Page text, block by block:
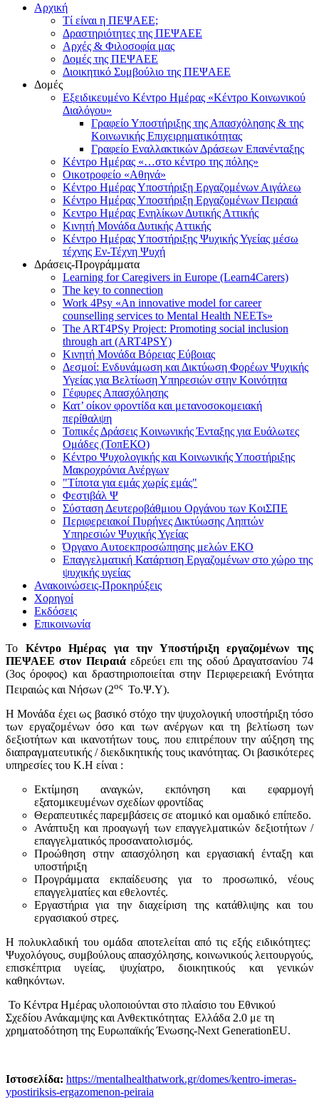
Αρχική
Τί είναι η ΠΕΨΑΕΕ;
Δραστηριότητες της ΠΕΨΑΕΕ
Αρχές & Φιλοσοφία μας
Δομές της ΠΕΨΑΕΕ
Διοικητικό Συμβούλιο της ΠΕΨΑΕΕ
Δομές
Εξειδικευμένο Κέντρο Ημέρας «Κέντρο Κοινωνικού
Διαλόγου»
Γραφείο Υποστήριξης της Απασχόλησης & της
Κοινωνικής Επιχειρηματικότητας
Γραφείο Εναλλακτικών Δράσεων Επανένταξης
Κέντρο Ημέρας «…στο κέντρο της πόλης»
Οικοτροφείο «Αθηνά»
Κέντρο Ημέρας Υποστήριξη Eργαζομένων Αιγάλεω
Κέντρο Ημέρας Υποστήριξη Eργαζομένων Πειραιά
Κεντρο Ημέρας Ενηλίκων Δυτικής Αττικής
Κινητή Μονάδα Δυτικής Αττικής
Κέντρο Ημέρας Υποστήριξης Ψυχικής Υγείας μέσω
τέχνης Εν-Τέχνη Ψυχή
Δράσεις-Προγράμματα
Learning for Caregivers in Europe (Learn4Carers)
Τhe key to connection
Work 4Psy «An innovative model for career
counselling services to Mental Health NEETs»
The ART4PSy Project: Promoting social inclusion
through art (ART4PSY)
Κινητή Μονάδα Βόρειας Εύβοιας
Δεσμοί: Ενδυνάμωση και Δικτύωση Φορέων Ψυχικής
Υγείας για Βελτίωση Υπηρεσιών στην Κοινότητα
Γέφυρες Απασχόλησης
Κατ’ οίκον φροντίδα και μετανοσοκομειακή
περίθαλψη
Τοπικές Δράσεις Κοινωνικής Ένταξης για Ευάλωτες
Ομάδες (ΤοπΕΚΟ)
Κέντρο Ψυχολογικής και Κοινωνικής Υποστήριξης
Μακροχρόνια Ανέργων
"Τίποτα για εμάς χωρίς εμάς"
Φεστιβάλ Ψ
Σύσταση Δευτεροβάθμιου Οργάνου των ΚοιΣΠΕ
Περιφερειακοί Πυρήνες Δικτύωσης Ληπτών
Υπηρεσιών Ψυχικής Υγείας
Όργανο Αυτοεκπροσώπησης μελών ΕΚΟ
Επαγγελματική Κατάρτιση Εργαζομένων στο χώρο της
ψυχικής υγείας
Ανακοινώσεις-Προκηρύξεις
Χορηγοί
Εκδόσεις
Επικοινωνία
Το Κέντρο Ημέρας για την Υποστήριξη εργαζομένων της
ΠΕΨΑΕΕ στον Πειραιάεδρεύει επι της οδού Δραγατσανίου 74
(3ος όροφος) και δραστηριοποιείται στην Περιφερειακή Ενότητα
Πειραιώς και Νήσων (2ος Το.Ψ.Υ).
Η Μονάδα έχει ως βασικό στόχο την ψυχολογική υποστήριξη τόσο
των εργαζομένων όσο και των ανέργων και τη βελτίωση των
δεξιοτήτων και ικανοτήτων τους, που επιτρέπουν την αύξηση της
διαπραγματευτικής / διεκδικητικής τους ικανότητας. Οι βασικότερες
υπηρεσίες του Κ.Η είναι :
Εκτίμηση αναγκών, εκπόνηση και εφαρμογή
εξατομικευμένων σχεδίων φροντίδας
Θεραπευτικές παρεμβάσεις σε ατομικό και ομαδικό επίπεδο.
Ανάπτυξη και προαγωγή των επαγγελματικών δεξιοτήτων /
επαγγελματικός προσανατολισμός.
Προώθηση στην απασχόληση και εργασιακή ένταξη και
υποστήριξη
Προγράμματα εκπαίδευσης για το προσωπικό, νέους
επαγγελματίες και εθελοντές.
Εργαστήρια για την διαχείριση της κατάθλιψης και του
εργασιακού στρες.
Η πολυκλαδική του ομάδα αποτελείται από τις εξής ειδικότητες:
Ψυχολόγους, συμβούλους απασχόλησης, κοινωνικούς λειτουργούς,
επισκέπτρια υγείας, ψυχίατρο, διοικητικούς και γενικών
καθηκόντων.
Το Κέντρα Ημέρας υλοποιούνται στο πλαίσιο του Εθνικού
Σχεδίου Ανάκαμψης και Ανθεκτικότητας Ελλάδα 2.0 με τη
χρηματοδότηση της Ευρωπαϊκής Ένωσης-Next GenerationEU.
Ιστοσελίδα: https://mentalhealthatwork.gr/domes/kentro-imeras-
ypostiriksis-ergazomenon-peiraia